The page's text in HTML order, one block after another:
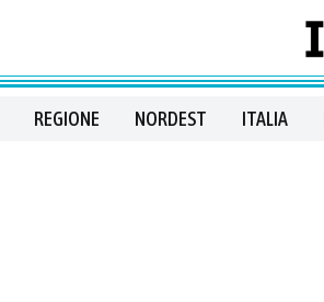
REGIONE NORDEST ITALIA